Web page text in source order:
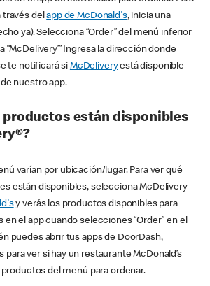
través delapp de McDonald's, inicia una
ya). Selecciona “Order” del menú inferior
“McDelivery’” Ingresa la dirección donde
te notificará si McDeliveryestá disponible
nuestro app.
productos están disponibles
varían por ubicación/lugar. Para ver qué
están disponibles, selecciona McDelivery
y verás los productos disponibles para
en el app cuando selecciones “Order” en el
puedes abrir tus apps de DoorDash,
para ver si hay un restaurante McDonald’s
del menú para ordenar.